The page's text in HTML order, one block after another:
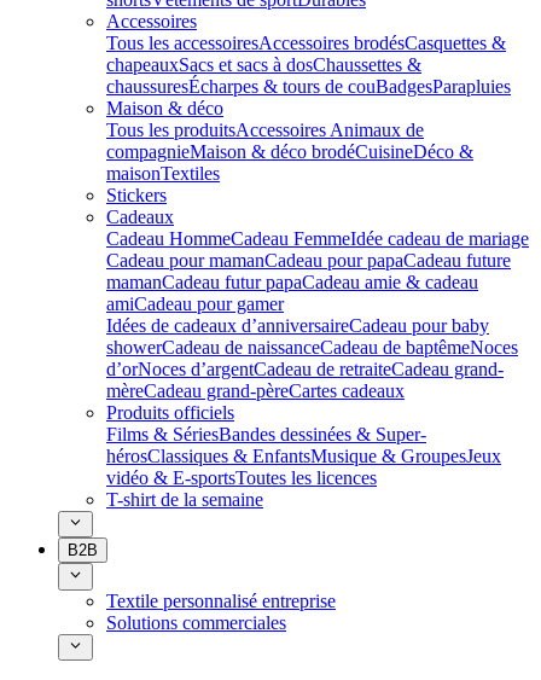
Accessoires
Tous les accessoiresAccessoires brodésCasquettes &
chapeauxSacs et sacs à dosChaussettes &
chaussuresÉcharpes & tours de couBadgesParapluies
Maison & déco
Tous les produitsAccessoires Animaux de
compagnieMaison & déco brodéCuisineDéco &
maisonTextiles
Stickers
Cadeaux
Cadeau HommeCadeau FemmeIdée cadeau de mariage​
Cadeau pour mamanCadeau pour papaCadeau future
mamanCadeau futur papaCadeau amie & cadeau
amiCadeau pour gamer
Idées de cadeaux d’anniversaireCadeau pour baby
showerCadeau de naissanceCadeau de baptêmeNoces
d’orNoces d’argentCadeau de retraiteCadeau grand-
mèreCadeau grand-pèreCartes cadeaux
Produits officiels
Films & SériesBandes dessinées & Super-
hérosClassiques & EnfantsMusique & GroupesJeux
vidéo & E-sportsToutes les licences
T-shirt de la semaine
B2B
Textile personnalisé entreprise
Solutions commerciales